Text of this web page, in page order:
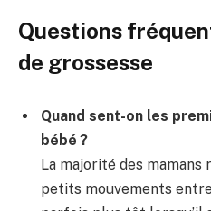
Questions
de grossesse
Quand sent-on les
bébé ?
La majorité des
petits mouvements